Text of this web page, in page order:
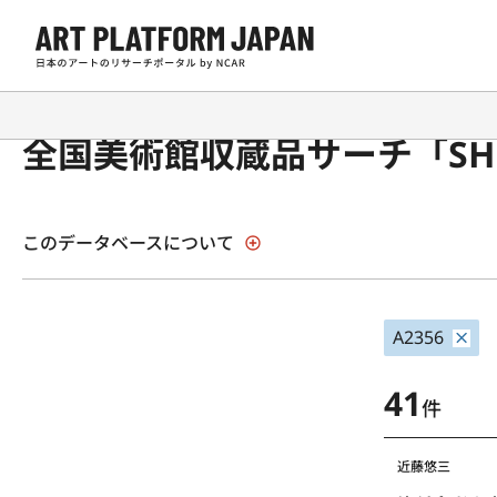
全国美術館収蔵品サーチ「
このデータベースについて
A2356
41件
近藤悠三